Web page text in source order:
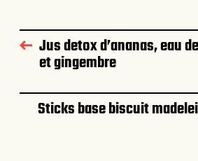
Jus detox d’ananas, eau
et gingembre
Sticks base biscuit